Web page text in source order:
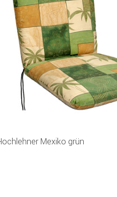
Mexiko grün